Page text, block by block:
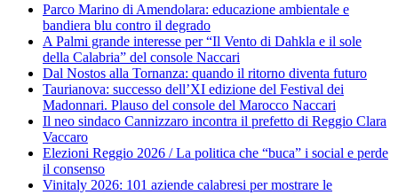
Parco Marino di Amendolara: educazione ambientale e
bandiera blu contro il degrado
A Palmi grande interesse per “Il Vento di Dahkla e il sole
della Calabria” del console Naccari
Dal Nostos alla Tornanza: quando il ritorno diventa futuro
Taurianova: successo dell’XI edizione del Festival dei
Madonnari. Plauso del console del Marocco Naccari
Il neo sindaco Cannizzaro incontra il prefetto di Reggio Clara
Vaccaro
Elezioni Reggio 2026 / La politica che “buca” i social e perde
il consenso
Vinitaly 2026: 101 aziende calabresi per mostrare le